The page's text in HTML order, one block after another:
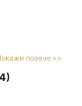
повече >>